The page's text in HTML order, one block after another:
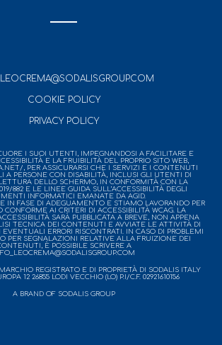
COOKIE POLICY
PRIVACY POLICY
I SUOI UTENTI, IMPEGNANDOSI A FACILITARE E
E LA FRUIBILITÀ DEL PROPRIO SITO WEB,
, PER ASSICURARSI CHE I SERVIZI E I CONTENUTI
A PERSONE CON DISABILITÀ, INCLUSI GLI UTENTI DI
DELLO SCHERMO, IN CONFORMITÀ CON LA
882 E LE LINEE GUIDA SULL’ACCESSIBILITÀ DEGLI
INFORMATICI EMANATE DA AGID.
IN FASE DI ADEGUAMENTO E STIAMO LAVORANDO PER
CONFORME AI CRITERI DI ACCESSIBILITÀ WCAG. LA
SARÀ PUBBLICATA A BREVE, NON APPENA
TECNICA DEI CONTENUTI E AVVIATE LE ATTIVITÀ DI
ERRORI RISCONTRATI. IN CASO DI PROBLEMI
PER SEGNALAZIONI RELATIVE ALLA FRUIZIONE DEI
È POSSIBILE SCRIVERE A
REGISTRATO E DI PROPRIETÀ DI SODALIS ITALY
12 26855 LODI VECCHIO (LO) P.I/C.F. 02921610156
A BRAND OF SODALIS GROUP